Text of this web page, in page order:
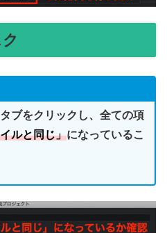
ブをクリックし、全ての項
ルと同じ」になっているこ